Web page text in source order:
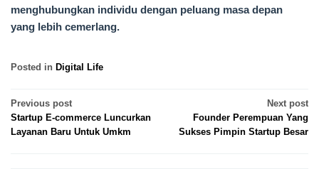
menghubungkan individu dengan peluang masa depan
yang lebih cemerlang.
Posted in Digital Life
Post
navigation
Previous post
Startup E-commerce Luncurkan
Layanan Baru Untuk Umkm
Next post
Founder Perempuan Yang
Sukses Pimpin Startup Besar